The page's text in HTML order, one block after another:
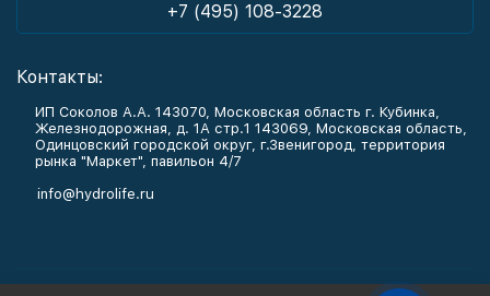
+7 (495) 108-3228
Контакты:
ИП Соколов А.А. 143070, Московская область г. Кубинка,
Железнодорожная, д. 1А стр.1 143069, Московская область,
Одинцовский городской округ, г.Звенигород, территория
рынка "Маркет", павильон 4/7
info@hydrolife.ru